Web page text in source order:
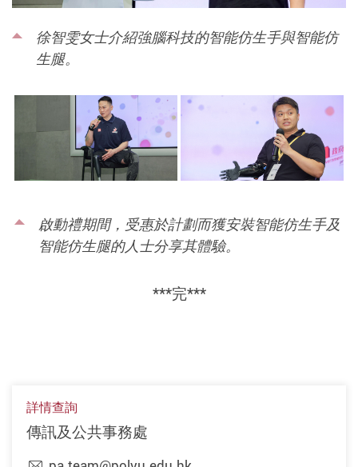
徐智雯女士介紹強腦科技的智能仿生手與智能仿
生腿。
啟動禮期間，受惠於計劃而獲安裝智能仿生手及
智能仿生腿的人士分享其體驗。
***完***
詳情查詢
傳訊及公共事務處